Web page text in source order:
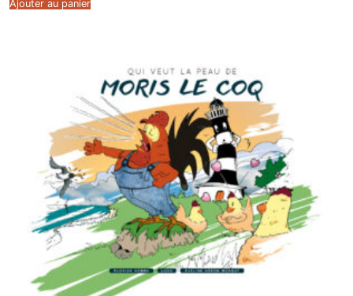
Ajouter au panier